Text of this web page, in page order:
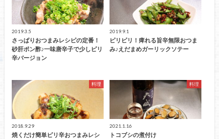
2019.3.5
さっぱりおつまみレシピの定番！
砂肝ポン酢♪一味唐辛子で少しピリ
辛バージョン
2019.9.1
ピリピリ！痺れる旨辛無限おつま
み♪えだまめガーリックソテー
料理
2018.9.29
焼くだけ簡単ピリ辛おつまみレシ
料理
2021.1.16
トコブシの煮付け